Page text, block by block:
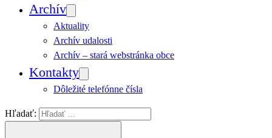
Archív
Aktuality
Archív udalosti
Archív – stará webstránka obce
Kontakty
Dôležité telefónne čísla
Hľadať: